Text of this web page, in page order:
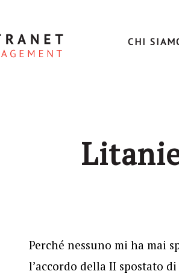
CHI
Perché nessuno mi ha mai
l’accordo della II spostato